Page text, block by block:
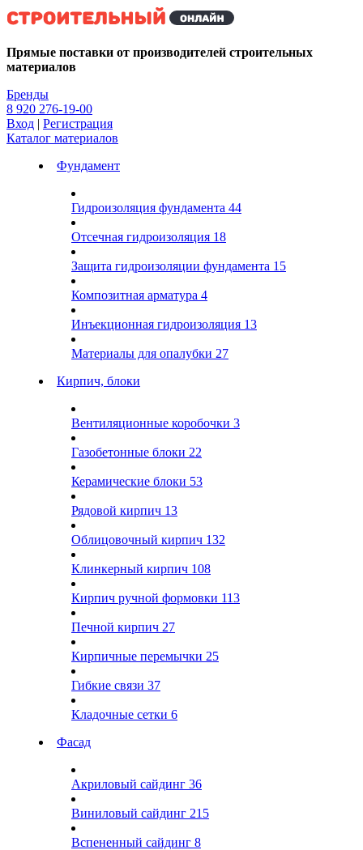
Kg
Прямые поставки от производителей строительных
материалов
Бренды
8 920 276-19-00
Вход | Регистрация
Каталог материалов
Фундамент
Гидроизоляция фундамента 44
Отсечная гидроизоляция 18
Защита гидроизоляции фундамента 15
Композитная арматура 4
Инъекционная гидроизоляция 13
Материалы для опалубки 27
Кирпич, блоки
Вентиляционные коробочки 3
Газобетонные блоки 22
Керамические блоки 53
Рядовой кирпич 13
Облицовочный кирпич 132
Клинкерный кирпич 108
Кирпич ручной формовки 113
Печной кирпич 27
Кирпичные перемычки 25
Гибкие связи 37
Кладочные сетки 6
Фасад
Акриловый сайдинг 36
Виниловый сайдинг 215
Вспененный сайдинг 8